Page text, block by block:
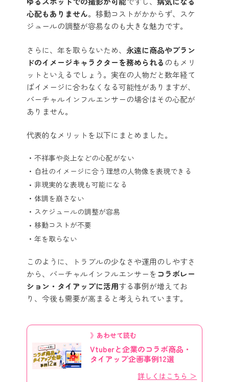
心配もありません。移動コストがかからず、スケ
ジュールの調整が容易なのも大きな魅力です。
さらに、年を取らないため、 永遠に商品やブラン
ドのイメージキャラクターを務められる のもメリ
ットといえるでしょう。実在の人物だと数年経て
ばイメージに合わなくなる可能性がありますが、
バーチャルインフルエンサーの場合はその心配が
ありません。
代表的なメリットを以下にまとめました。
不祥事や炎上などの心配がない
自社のイメージに合う理想の人物像を表現できる
非現実的な表現も可能になる
体調を崩さない
スケジュールの調整が容易
移動コストが不要
年を取らない
このように、トラブルの少なさや運用のしやすさ
から、バーチャルインフルエンサーをコラボレー
ション・タイアップに活用する事例が増えてお
り、今後も需要が高まると考えられています。
》あわせて読む
Vtuberと企業のコラボ商品・
タイアップ企画事例12選
詳しくはこちら ＞